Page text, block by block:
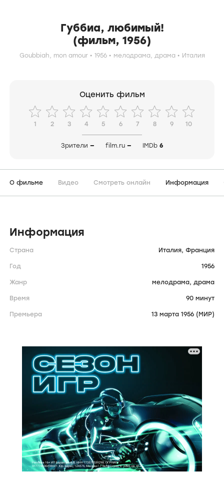
Губбиа, любимый!
(фильм, 1956)
Goubbiah, mon amour 1956 мелодрама, драма Италия
Оценить фильм
1 2 3 4 5 6 7 8 9 10
Зрители — film.ru — IMDb 6
О фильме Видео Смотреть онлайн Информация
Информация
Страна Италия, Франция
Год 1956
Жанр мелодрама, драма
Время 90 минут
Премьера 13 марта 1956 (МИР)